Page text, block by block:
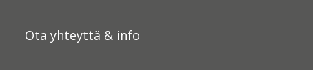
Ota yhteyttä & info